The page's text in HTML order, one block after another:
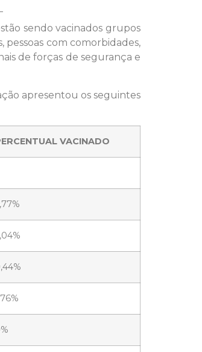
sendo vacinados grupos
pessoas com comorbidades,
de forças de segurança e
apresentou os seguintes
VACINADO